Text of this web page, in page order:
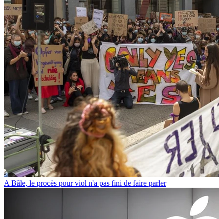
A Bâle, le procès pour viol n'a pas fini de faire parler